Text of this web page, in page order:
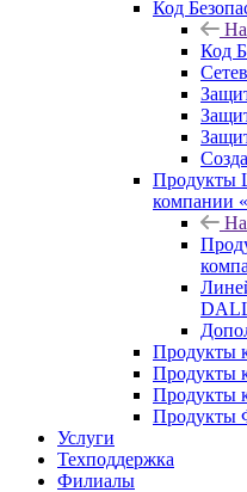
Код
Код
Продукты
компании
Продукты
Продукты
Продукты
Услуги
Техподдержка
Филиалы